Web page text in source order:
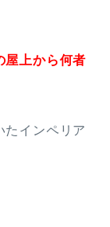
屋上から何者
たインペリア